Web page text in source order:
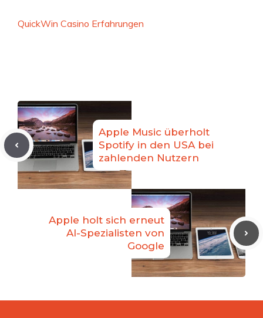
QuickWin Casino Erfahrungen
Apple Music überholt
Spotify in den USA bei
zahlenden Nutzern
Apple holt sich erneut
AI-Spezialisten von
Google